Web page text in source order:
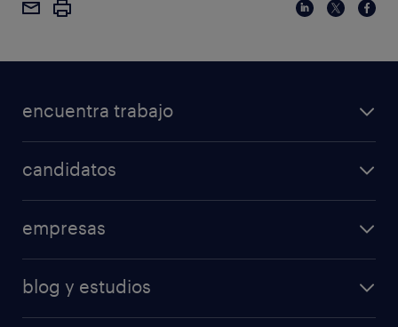
encuentra trabajo
candidatos
empresas
blog y estudios